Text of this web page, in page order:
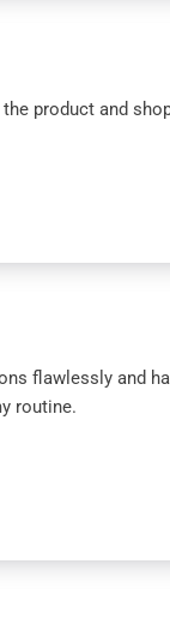
product and
flawlessly and
routine.